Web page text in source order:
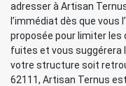
adresser à Artisan
l’immédiat dès que vous
proposée pour limiter les
fuites et vous suggérera
votre structure soit
62111, Artisan Ternus